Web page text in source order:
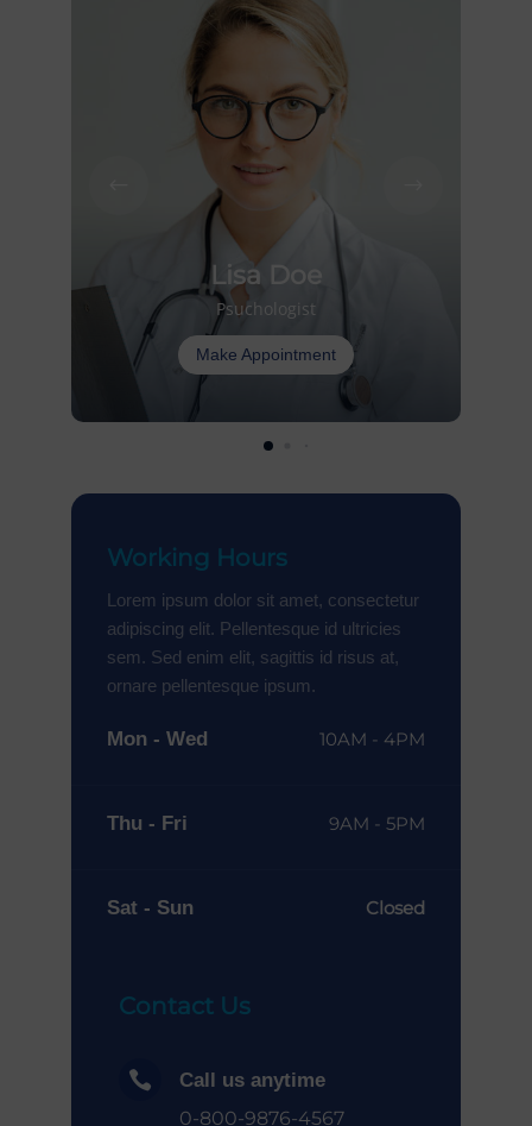
Lisa Doe
Psuchologist
Make Appointment
Working Hours
Lorem ipsum dolor sit amet, consectetur
adipiscing elit. Pellentesque id ultricies
sem. Sed enim elit, sagittis id risus at,
ornare pellentesque ipsum.
Mon - Wed 10AM - 4PM
Thu - Fri 9AM - 5PM
Sat - Sun Closed
Contact Us

Call us anytime
0-800-9876-4567